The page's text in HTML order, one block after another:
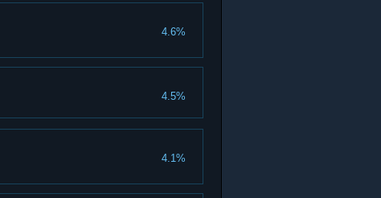
4.6%
4.5%
4.1%